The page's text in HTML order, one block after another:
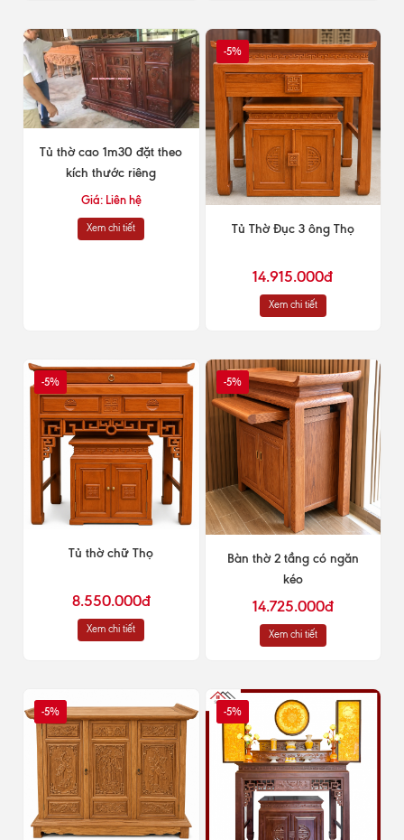
Tủ thờ cao 1m30 đặt theo
kích thước riêng
Giá: Liên hệ
Xem chi tiết
-5%
Tủ Thờ Đục 3 ông Thọ
14.915.000đ
Xem chi tiết
-5%
Tủ thờ chữ Thọ
8.550.000đ
Xem chi tiết
-5%
Bàn thờ 2 tầng có ngăn
kéo
14.725.000đ
Xem chi tiết
-5% -5%